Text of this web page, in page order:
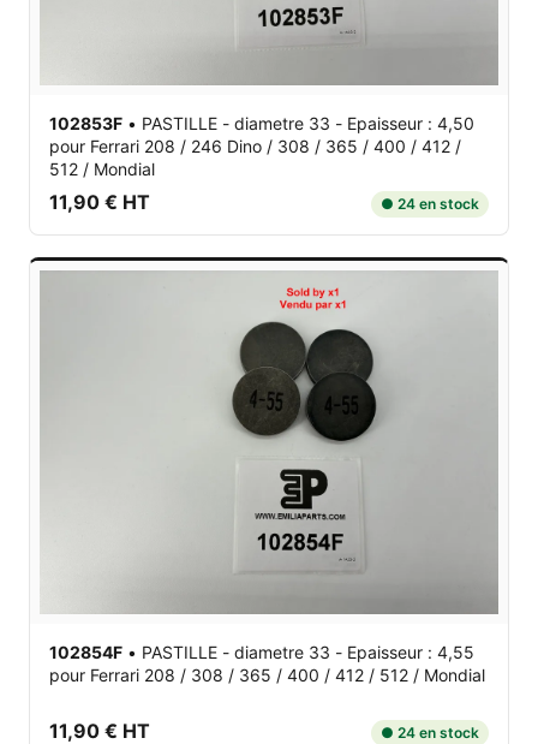
102853F • PASTILLE - diametre 33 - Epaisseur : 4,50
pour Ferrari 208 / 246 Dino / 308 / 365 / 400 / 412 /
512 / Mondial
11,90 € HT ● 24 en stock
102854F • PASTILLE - diametre 33 - Epaisseur : 4,55
pour Ferrari 208 / 308 / 365 / 400 / 412 / 512 / Mondial
11,90 € HT ● 24 en stock